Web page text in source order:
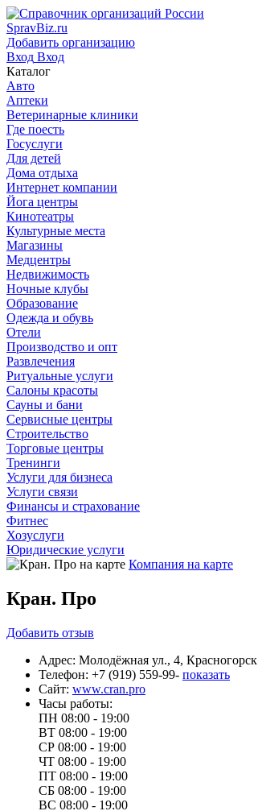
SpravBiz.ru
Добавить организацию
Вход Вход
Каталог
Авто
Аптеки
Ветеринарные клиники
Где поесть
Госуслуги
Для детей
Дома отдыха
Интернет компании
Йога центры
Кинотеатры
Культурные места
Магазины
Медцентры
Недвижимость
Ночные клубы
Образование
Одежда и обувь
Отели
Производство и опт
Развлечения
Ритуальные услуги
Салоны красоты
Сауны и бани
Сервисные центры
Строительство
Торговые центры
Тренинги
Услуги для бизнеса
Услуги связи
Финансы и страхование
Фитнес
Хозуслуги
Юридические услуги
Компания на карте
Кран. Про
Добавить отзыв
Адрес: Молодёжная ул., 4, Красногорск
Телефон: +7 (919) 559-99- показать
Сайт: www.cran.pro
Часы работы:
ПН 08:00 - 19:00
ВТ 08:00 - 19:00
СР 08:00 - 19:00
ЧТ 08:00 - 19:00
ПТ 08:00 - 19:00
СБ 08:00 - 19:00
ВС 08:00 - 19:00